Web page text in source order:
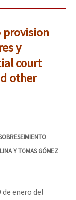
provision
y
court
other
Y TOMAS GÓMEZ
de enero del